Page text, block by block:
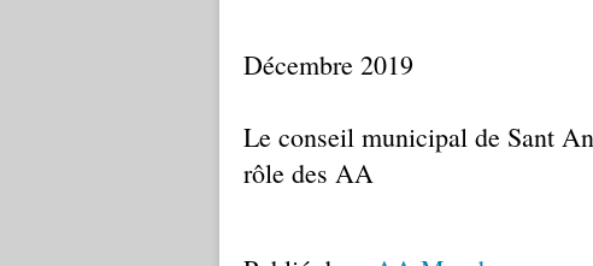
Décembre 2019
Le conseil municipal de Sant
rôle des AA